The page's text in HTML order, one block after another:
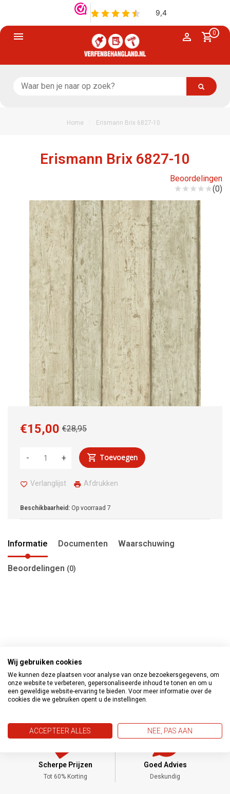
0
Home Erismann Brix 6827-10
Erismann Brix 6827-10
Beoordelingen
(0)
€28,95
€15,00
+
- Toevoegen
Verlanglijst Afdrukken
Beschikbaarheid: Op voorraad 7
Informatie Documenten Waarschuwing
Beoordelingen (0)
Scherpe Prijzen
Tot 60% Korting
Goed Advies
Deskundig
Wij gebruiken cookies
We kunnen deze plaatsen voor analyse van onze bezoekersgegevens, om
onze website te verbeteren, gepersonaliseerde inhoud te tonen en om u
een geweldige website-ervaring te bieden. Voor meer informatie over de
cookies die we gebruiken opent u de instellingen.
ACCEPTEER ALLES NEE, PAS AAN